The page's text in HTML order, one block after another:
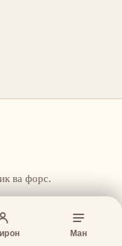
Ман
ва форс.